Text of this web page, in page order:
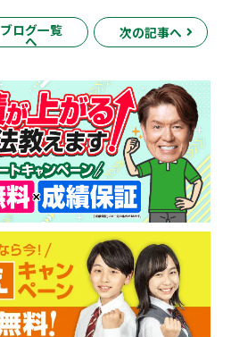
ブログ一覧
へ
次の記事へ